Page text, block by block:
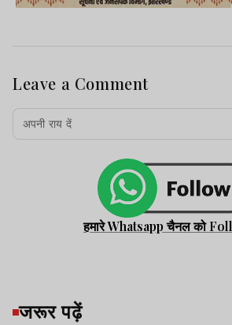
Leave a Comment
हमारे Whatsapp चैनल को
जरूर पढ़ें